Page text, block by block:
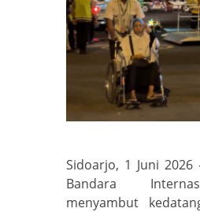
Sidoarjo, 1 Juni
Bandara
menyambut